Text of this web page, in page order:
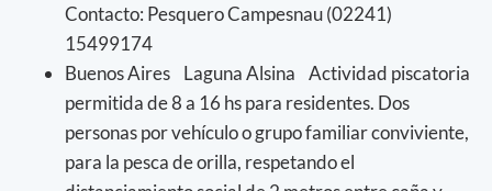
Contacto: Pesquero Campesnau (02241)
15499174
Buenos Aires Laguna Alsina Actividad piscatoria
permitida de 8 a 16 hs para residentes. Dos
personas por vehículo o grupo familiar conviviente,
para la pesca de orilla, respetando el